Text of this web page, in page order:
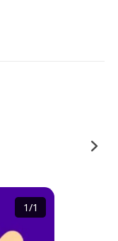
1/1